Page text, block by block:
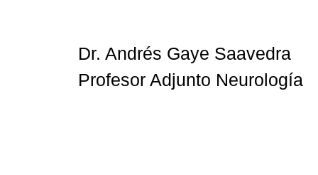
Dr. Andrés Gaye Saavedra
Profesor Adjunto Neurología